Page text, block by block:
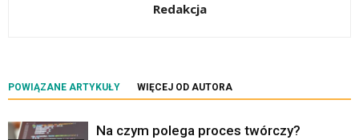
Redakcja
POWIĄZANE ARTYKUŁY WIĘCEJ OD AUTORA
Na czym polega proces twórczy?